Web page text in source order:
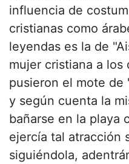
influencia de
cristianas como
leyendas es la de
mujer cristiana a los
pusieron el mote de
y según cuenta la
bañarse en la playa
ejercía tal atracción
siguiéndola,